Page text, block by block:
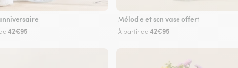
42€95
Mélodie et son vase offert
À partir de42€95